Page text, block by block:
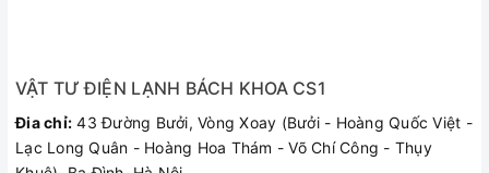
VẬT TƯ ĐIỆN LẠNH BÁCH KHOA CS1
Đia chỉ: 43 Đường Bưởi, Vòng Xoay (Bưởi - Hoàng Quốc Việt -
Lạc Long Quân - Hoàng Hoa Thám - Võ Chí Công - Thụy